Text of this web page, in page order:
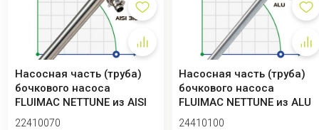
Насосная часть (труба)
бочкового насоса
FLUIMAC NETTUNE из AISI
316 (вал AISI...
22410070
Насосная часть (труба)
бочкового насоса
FLUIMAC NETTUNE из ALU
(вал AISI 316)...
24410100